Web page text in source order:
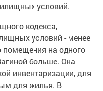
условий.
кодекса,
условий - менее
помещения на одного
больше. Она
инвентаризации, для
для жилья. В